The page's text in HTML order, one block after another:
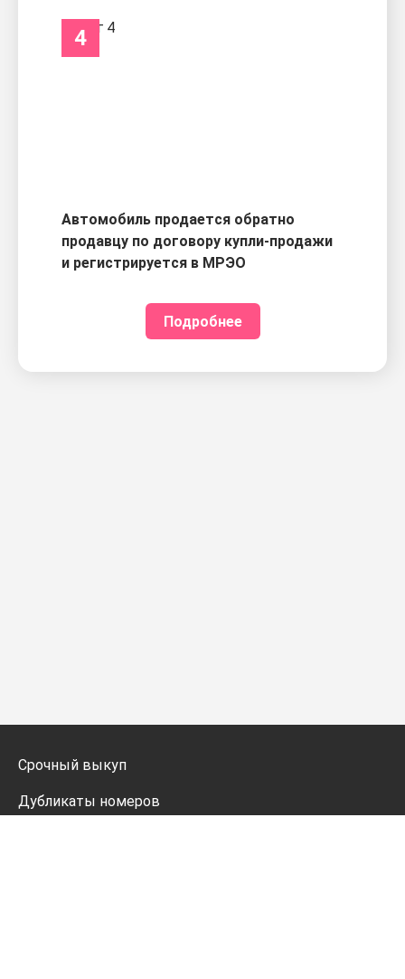
4
Автомобиль продается обратно
продавцу по договору купли-продажи
и регистрируется в МРЭО
Подробнее
Срочный выкуп
Дубликаты номеров